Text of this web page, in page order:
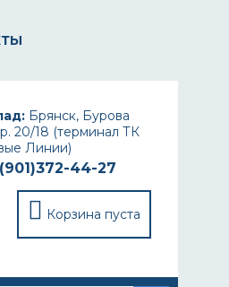
Брянск, Бурова
20/18 (терминал ТК
Линии)
44-27
Корзина пуста